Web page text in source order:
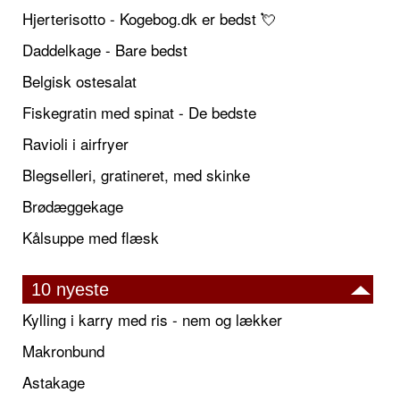
Hjerterisotto - Kogebog.dk er bedst 💘
Daddelkage - Bare bedst
Belgisk ostesalat
Fiskegratin med spinat - De bedste
Ravioli i airfryer
Blegselleri, gratineret, med skinke
Brødæggekage
Kålsuppe med flæsk
10 nyeste
Kylling i karry med ris - nem og lækker
Makronbund
Astakage